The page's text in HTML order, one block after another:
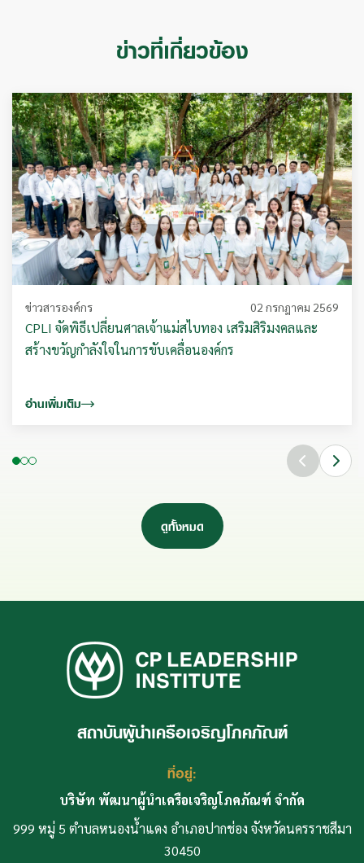
ข่าวที่เกี่ยวข้อง
ข่าวสารองค์กร 02 กรกฎาคม 2569
CPLI จัดพิธีเปลี่ยนศาลเจ้าแม่สไบทอง เสริมสิริมงคลและ
สร้างขวัญกำลังใจในการขับเคลื่อนองค์กร
อ่านเพิ่มเติม
ดูทั้งหมด
สถาบันผู้นำเครือเจริญโภคภัณฑ์
ที่อยู่:
บริษัท พัฒนาผู้นำเครือเจริญโภคภัณฑ์ จำกัด
999 หมู่ 5 ตำบลหนองน้ำแดง อำเภอปากช่อง จังหวัดนครราชสีมา
30450